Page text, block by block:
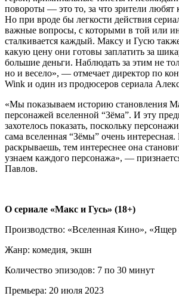
повороты — это то, за что зрители
Но при вроде бы легкости действия
важные вопросы, с которыми в той или
сталкивается каждый. Максу и Гусю
какую цену они готовы заплатить за
большие деньги. Наблюдать за этим не
но и весело», — отмечает директор по
Wink и один из продюсеров сериала
«Мы показываем историю становления
персонажей вселенной “Зёма”. И эту
захотелось показать, поскольку
сама вселенная “Зёмы” очень
раскрываешь, тем интереснее она
узнаем каждого персонажа», —
Павлов.
О сериале «Макс и Гусь» (18+)
Производство: «Вселенная Кино», «Ящер
Жанр: комедия, экшн
Количество эпизодов: 7 по 30 минут
Премьера: 20 июля 2023